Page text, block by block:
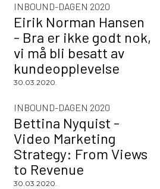
INBOUND-DAGEN 2020
Eirik Norman Hansen
- Bra er ikke godt nok,
vi må bli besatt av
kundeopplevelse
30.03.2020.
INBOUND-DAGEN 2020
Bettina Nyquist -
Video Marketing
Strategy: From Views
to Revenue
30.03.2020.